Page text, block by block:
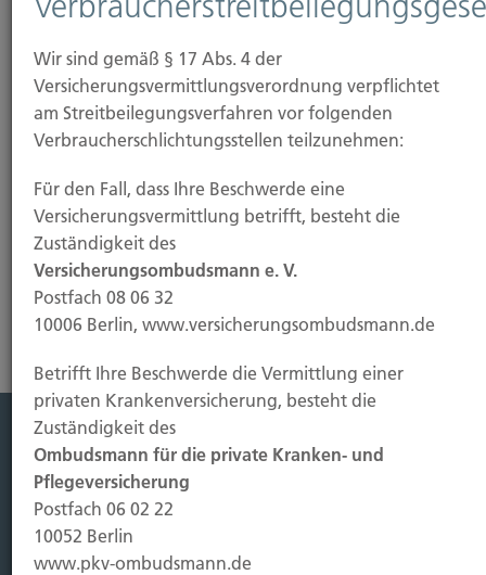
Mehr erfahren
Leistung
Leben
Vorsorgen
Sichern
Wir sind gemäß § 17 Abs. 4 der
Versicherungsvermittlungsverordnung verpflichtet
am Streitbeilegungsverfahren vor folgenden
Verbraucherschlichtungsstellen teilzunehmen:
Für den Fall, dass Ihre Beschwerde eine
Versicherungsvermittlung betrifft, besteht die
Zuständigkeit des
Versicherungsombudsmann e. V.
Postfach 08 06 32
10006 Berlin, www.versicherungsombudsmann.de
Betrifft Ihre Beschwerde die Vermittlung einer
privaten Krankenversicherung, besteht die
Zuständigkeit des
Ombudsmann für die private Kranken- und
Pflegeversicherung
Postfach 06 02 22
10052 Berlin
www.pkv-ombudsmann.de